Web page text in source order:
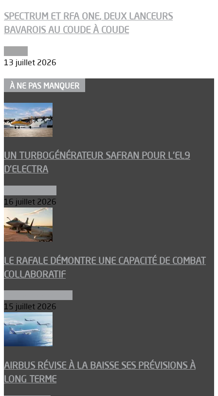
SPECTRUM ET RFA ONE, DEUX LANCEURS
BAVAROIS AU COUDE À COUDE
13 juillet 2026
À NE PAS MANQUER
UN TURBOGÉNÉRATEUR SAFRAN POUR L’EL9
D’ELECTRA
16 juillet 2026
LE RAFALE DÉMONTRE UNE CAPACITÉ DE COMBAT
COLLABORATIF
15 juillet 2026
AIRBUS RÉVISE À LA BAISSE SES PRÉVISIONS À
LONG TERME